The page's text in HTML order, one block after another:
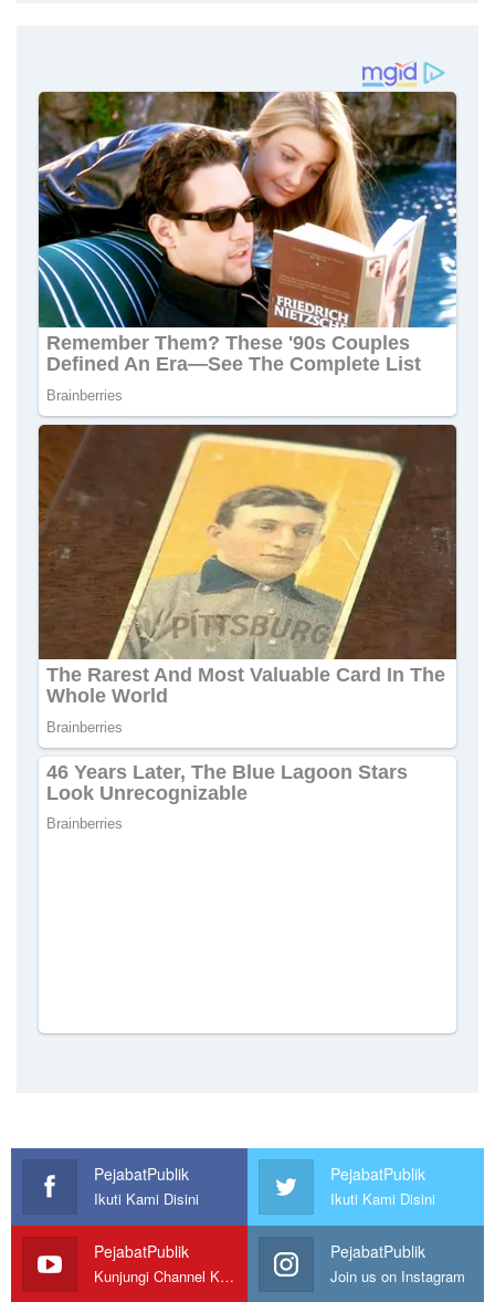
PejabatPublik
Ikuti Kami Disini
PejabatPublik
Ikuti Kami Disini
PejabatPublik
Kunjungi Channel Kami
PejabatPublik
Join us on Instagram